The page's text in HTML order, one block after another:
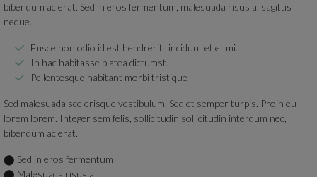
bibendum ac erat. Sed in eros fermentum, malesuada risus a, sagittis
neque.
Fusce non odio id est hendrerit tincidunt et et mi.
In hac habitasse platea dictumst.
Pellentesque habitant morbi tristique
Sed malesuada scelerisque vestibulum. Sed et semper turpis. Proin eu
lorem lorem. Integer sem felis, sollicitudin sollicitudin interdum nec,
bibendum ac erat.
⬤ Sed in eros fermentum
⬤ Malesuada risus a